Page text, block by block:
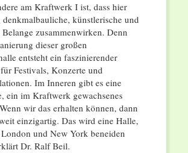
am Kraftwerk I ist, dass hier
künstlerische und
zusammenwirken. Denn
dieser großen
entsteht ein faszinierender
Festivals, Konzerte und
Im Inneren gibt es eine
ein im Kraftwerk gewachsenes
wir das erhalten können, dann
einzigartig. Das wird eine Halle,
und New York beneiden
Dr. Ralf Beil.